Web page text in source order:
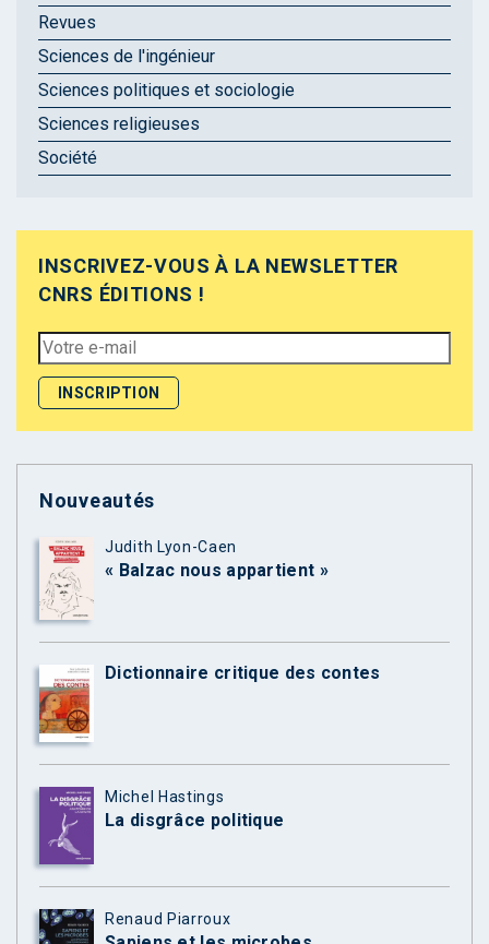
Revues
Sciences de l'ingénieur
Sciences politiques et sociologie
Sciences religieuses
Société
INSCRIVEZ-VOUS À LA NEWSLETTER
CNRS ÉDITIONS !
Nouveautés
Judith Lyon-Caen
« Balzac nous appartient »
Dictionnaire critique des contes
Michel Hastings
La disgrâce politique
Renaud Piarroux